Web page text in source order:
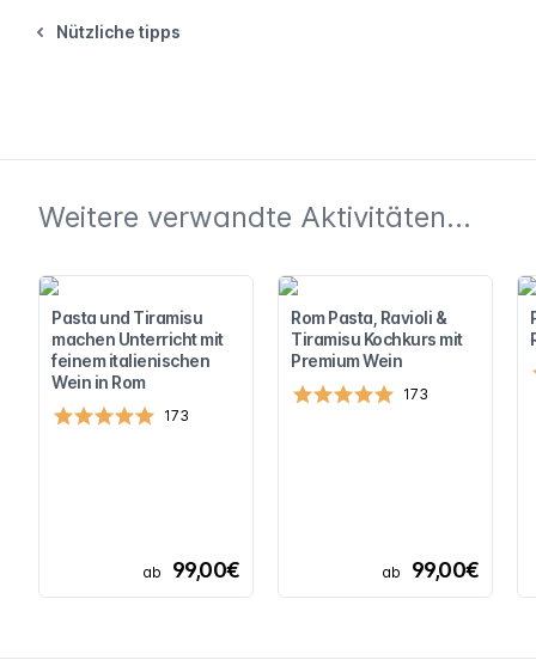
Nützliche tipps
Weitere verwandte Aktivitäten...
Pasta und Tiramisu
machen Unterricht mit
feinem italienischen
Wein in Rom
173
ab 99,00€
Rom Pasta, Ravioli &
Tiramisu Kochkurs mit
Premium Wein
173
ab 99,00€